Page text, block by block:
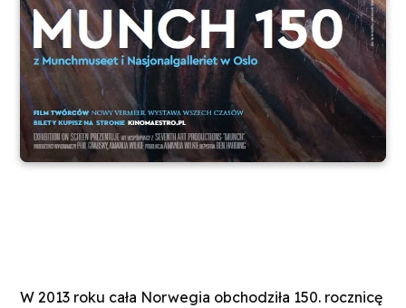
W 2013 roku cała Norwegia obchodziła 150. rocznicę